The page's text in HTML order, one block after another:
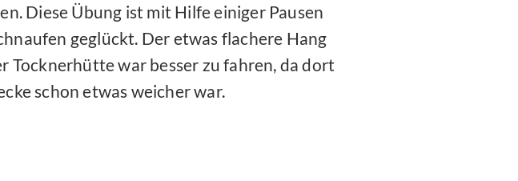
Diese Übung ist mit Hilfe einiger Pausen
geglückt. Der etwas flachere Hang
Tocknerhütte war besser zu fahren, da dort
schon etwas weicher war.